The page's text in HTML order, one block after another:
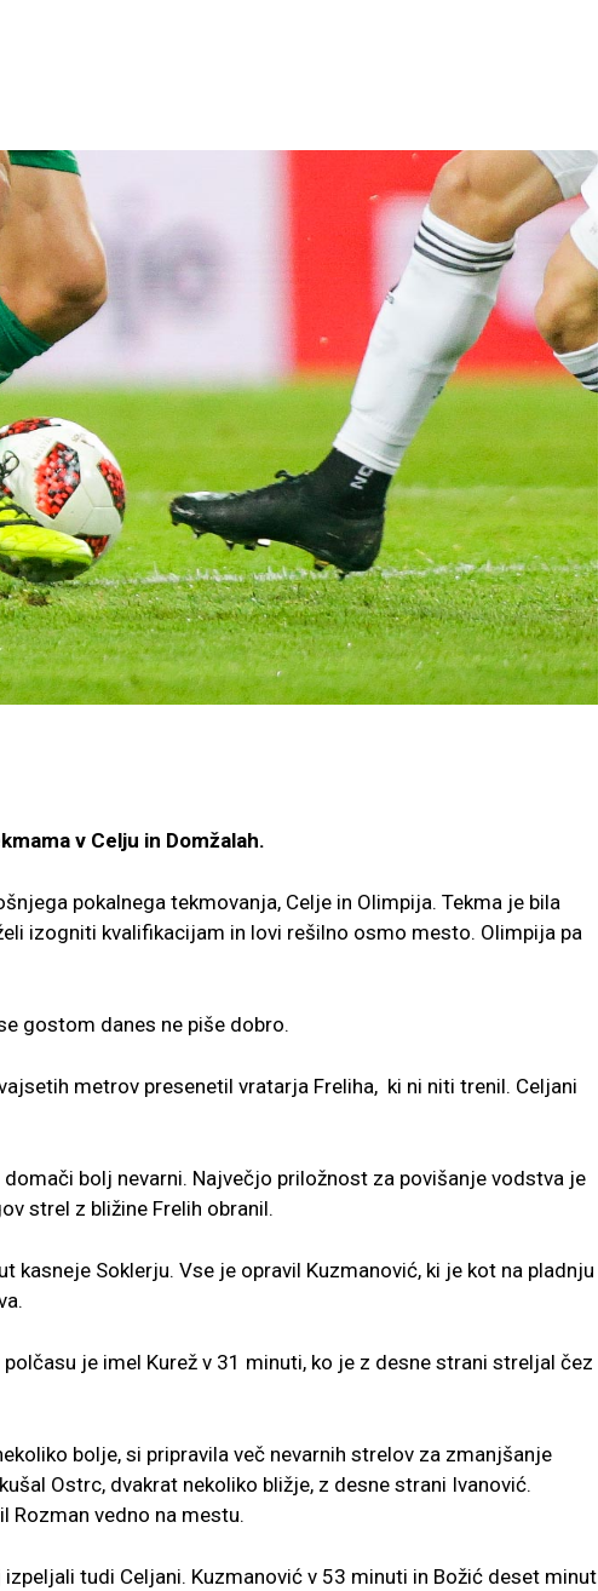
v Celju in Domžalah.
pokalnega tekmovanja, Celje in Olimpija. Tekma je bila
izogniti kvalifikacijam in lovi rešilno osmo mesto. Olimpija pa
gostom danes ne piše dobro.
metrov presenetil vratarja Freliha, ki ni niti trenil. Celjani
bolj nevarni. Največjo priložnost za povišanje vodstva je
strel z bližine Frelih obranil.
kasneje Soklerju. Vse je opravil Kuzmanović, ki je kot na pladnju
je imel Kurež v 31 minuti, ko je z desne strani streljal čez
bolje, si pripravila več nevarnih strelov za zmanjšanje
Ostrc, dvakrat nekoliko bližje, z desne strani Ivanović.
Rozman vedno na mestu.
tudi Celjani. Kuzmanović v 53 minuti in Božić deset minut